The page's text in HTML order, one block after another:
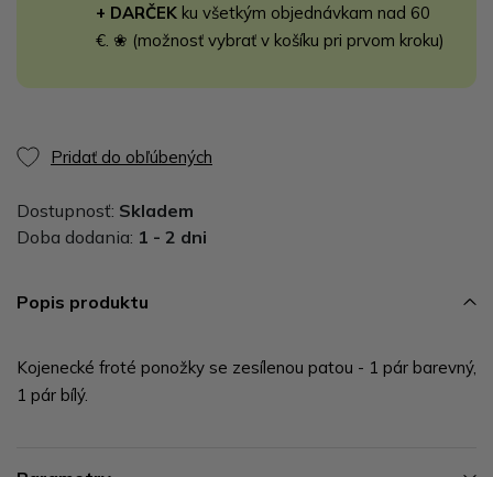
+ DARČEK ku všetkým objednávkam nad 60
€. ❀ (možnosť vybrať v košíku pri prvom kroku)
Pridať do obľúbených
Dostupnosť: Skladem
Doba dodania: 1 - 2 dni
Popis produktu
Kojenecké froté ponožky se zesílenou patou - 1 pár barevný,
1 pár bílý.